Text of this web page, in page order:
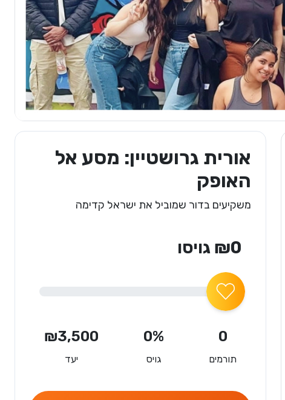
אורית גרושטיין: מסע אל
האופק
משקיעים בדור שמוביל את ישראל קדימה
₪0 גויסו
0
תורמים
0%
גויס
₪3,500
יעד